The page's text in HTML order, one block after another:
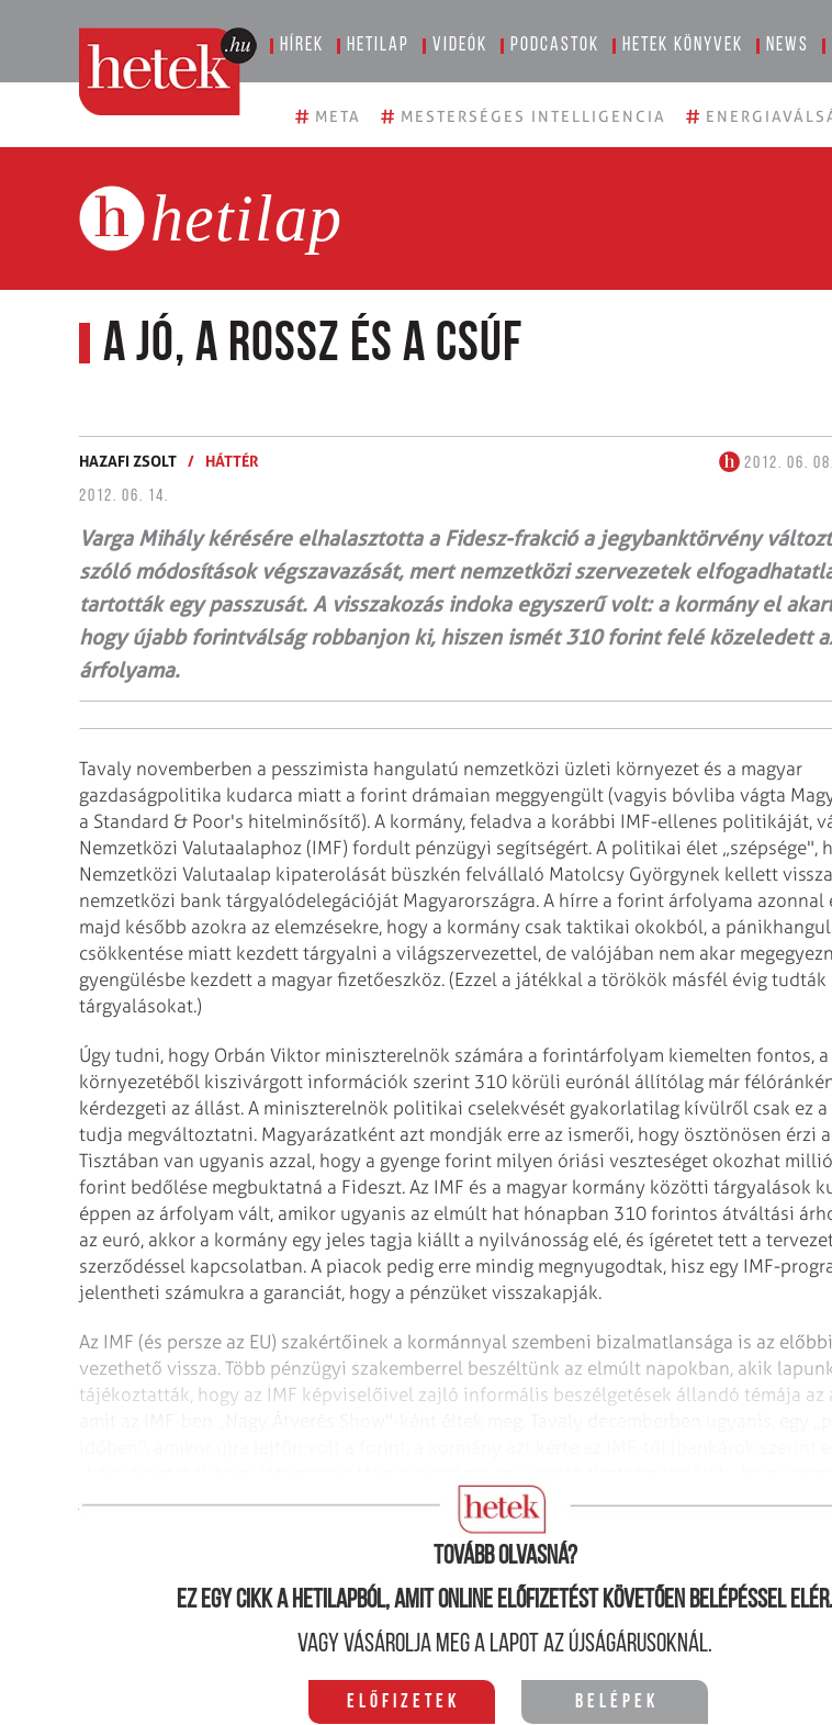
Hírek Hetilap Videók Podcastok Hetek könyvek News
# META # MESTERSÉGES INTELLIGENCIA #
hetilap
A Jó, a Rossz és a Csúf
HAZAFI ZSOLT / HÁTTÉR
2012. 06.
2012. 06. 14.
Varga Mihály kérésére elhalasztotta a Fidesz-frakció a jegybanktörvény
szóló módosítások végszavazását, mert nemzetközi szervezetek
tartották egy passzusát. A visszakozás indoka egyszerű volt: a kormány el
hogy újabb forintválság robbanjon ki, hiszen ismét 310 forint felé közeledett
árfolyama.
Tavaly novemberben a pesszimista hangulatú nemzetközi üzleti környezet és a magyar
gazdaságpolitika kudarca miatt a forint drámaian meggyengült (vagyis bóvliba vágta
a Standard & Poor's hitelminősítő). A kormány, feladva a korábbi IMF-ellenes politikáját,
Nemzetközi Valutaalaphoz (IMF) fordult pénzügyi segítségért. A politikai élet „szépsége",
Nemzetközi Valutaalap kipaterolását büszkén felvállaló Matolcsy Györgynek kellett
nemzetközi bank tárgyalódelegációját Magyarországra. A hírre a forint árfolyama azonnal
majd később azokra az elemzésekre, hogy a kormány csak taktikai okokból, a
csökkentése miatt kezdett tárgyalni a világszervezettel, de valójában nem akar
gyengülésbe kezdett a magyar fizetőeszköz. (Ezzel a játékkal a törökök másfél évig tudták
tárgyalásokat.)
Úgy tudni, hogy Orbán Viktor miniszterelnök számára a forintárfolyam kiemelten fontos, a
környezetéből kiszivárgott információk szerint 310 körüli eurónál állítólag már
kérdezgeti az állást. A miniszterelnök politikai cselekvését gyakorlatilag kívülről csak ez a
tudja megváltoztatni. Magyarázatként azt mondják erre az ismerői, hogy ösztönösen érzi
Tisztában van ugyanis azzal, hogy a gyenge forint milyen óriási veszteséget okozhat
forint bedőlése megbuktatná a Fideszt. Az IMF és a magyar kormány közötti tárgyalások
éppen az árfolyam vált, amikor ugyanis az elmúlt hat hónapban 310 forintos átváltási
az euró, akkor a kormány egy jeles tagja kiállt a nyilvánosság elé, és ígéretet tett a
szerződéssel kapcsolatban. A piacok pedig erre mindig megnyugodtak, hisz egy IMF-
jelentheti számukra a garanciát, hogy a pénzüket visszakapják.
Az IMF (és persze az EU) szakértőinek a kormánnyal szembeni bizalmatlansága is az
vezethető vissza. Több pénzügyi szakemberrel beszéltünk az elmúlt napokban, akik
tájékoztatták, hogy az IMF képviselőivel zajló informális beszélgetések állandó témája az
jelenlétével megnyugtassa a piacokat.
Tovább olvasná?
Ez egy cikk a hetilapból, amit online előfizetést követően belépéssel elér.
Vagy vásárolja meg a lapot az újságárusoknál.
Előfizetek Belépek